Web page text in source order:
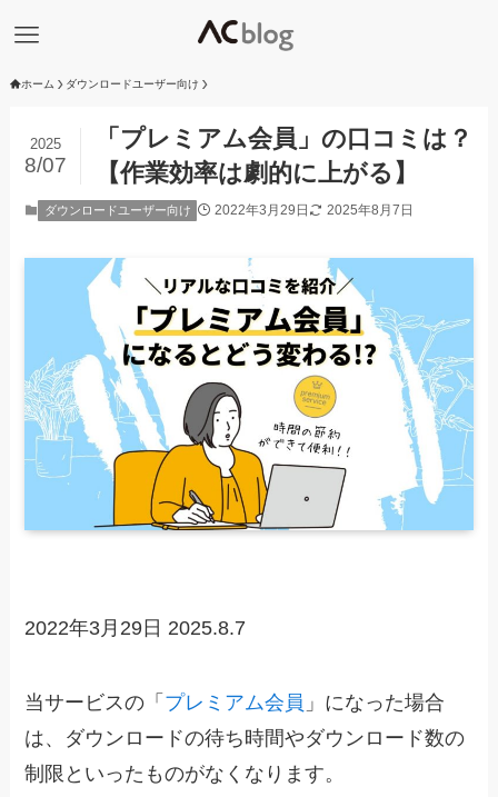
ホーム ダウンロードユーザー向け
「プレミアム会員」の口コミは？
【作業効率は劇的に上がる】
2025
8/07
ダウンロードユーザー向け 2022年3月29日 2025年8月7日
2022年3月29日 2025.8.7
当サービスの「 プレミアム会員 」になった場合
は、 ダウンロードの待ち時間やダウンロード数の
制限といったものがなくなります。